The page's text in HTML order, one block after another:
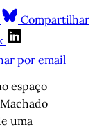
Compartilhar
por email
espaço
uma